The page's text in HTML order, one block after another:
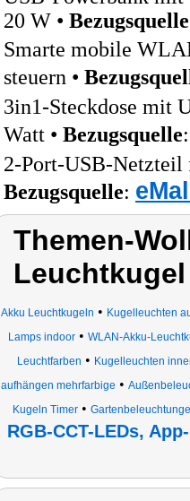
20 W • Bezugsquelle
Smarte mobile
steuern •
3in1-Steckdose mit
Watt • Bezugsquelle
2-Port-USB-Netzteil
Bezugsquelle:
Themen-
Leuchtkugel
Akku Leuchtkugeln • Kugelleuchten
Lamps indoor • WLAN-Akku-
Leuchtfarben • Kugelleuchten
aufhängen mehrfarbige •
Kugeln Timer•
RGB-CCT-LEDs,